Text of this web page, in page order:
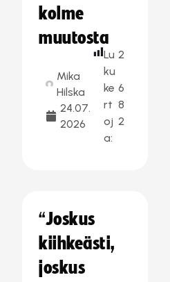
kolme
muutosta
Mika
Hilska
24.07.
2026
Lu
ku
ke
rt
oj
a:
2
6
8
2
“Joskus
kiihkeästi,
joskus